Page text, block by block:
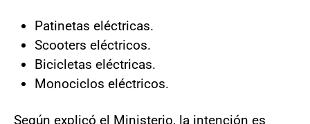
Patinetas eléctricas.
Scooters eléctricos.
Bicicletas eléctricas.
Monociclos eléctricos.
Según explicó el Ministerio, la intención es